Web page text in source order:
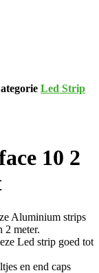
Led Strip
10 2
Aluminium strips
2 meter.
Led strip goed tot
en end caps